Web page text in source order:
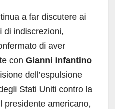
a far discutere ai
di indiscrezioni,
di aver
con Gianni Infantino
dell’espulsione
Stati Uniti contro la
presidente americano,